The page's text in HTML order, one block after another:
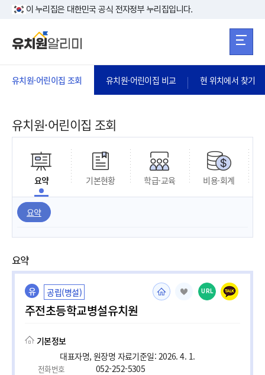
본문 바로가기
이 누리집은 대한민국 공식 전자정부 누리집입니다.
유치원·어린이집 조회 유치원·어린이집 비교 현 위치에서 찾기
유치원·어린이집 조회
요약 기본현황 학급·교육 비용·회계
요약
요약
유 공립(병설)
주전초등학교병설유치원
URL
기본정보
대표자명, 원장명 자료기준일: 2026. 4. 1.
전화번호
052-252-5305